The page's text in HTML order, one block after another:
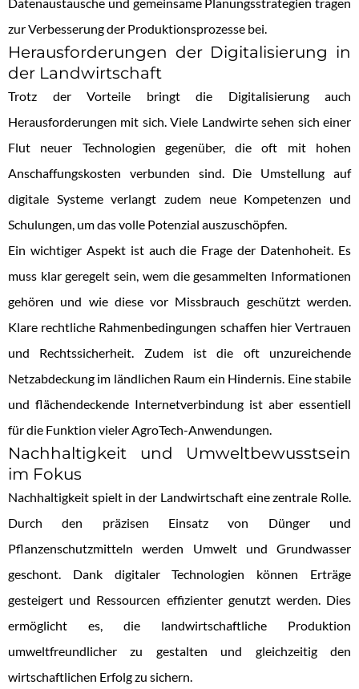
zur Verbesserung der Produktionsprozesse bei.
Herausforderungen der Digitalisierung in
der Landwirtschaft
Trotz der Vorteile bringt die Digitalisierung auch
Herausforderungen mit sich. Viele Landwirte sehen sich einer
Flut neuer Technologien gegenüber, die oft mit hohen
Anschaffungskosten verbunden sind. Die Umstellung auf
digitale Systeme verlangt zudem neue Kompetenzen und
Schulungen, um das volle Potenzial auszuschöpfen.
Ein wichtiger Aspekt ist auch die Frage der Datenhoheit. Es
muss klar geregelt sein, wem die gesammelten Informationen
gehören und wie diese vor Missbrauch geschützt werden.
Klare rechtliche Rahmenbedingungen schaffen hier Vertrauen
und Rechtssicherheit. Zudem ist die oft unzureichende
Netzabdeckung im ländlichen Raum ein Hindernis. Eine stabile
und flächendeckende Internetverbindung ist aber essentiell
für die Funktion vieler AgroTech-Anwendungen.
Nachhaltigkeit und Umweltbewusstsein
im Fokus
Nachhaltigkeit spielt in der Landwirtschaft eine zentrale Rolle.
Durch den präzisen Einsatz von Dünger und
Pflanzenschutzmitteln werden Umwelt und Grundwasser
geschont. Dank digitaler Technologien können Erträge
gesteigert und Ressourcen effizienter genutzt werden. Dies
ermöglicht es, die landwirtschaftliche Produktion
umweltfreundlicher zu gestalten und gleichzeitig den
wirtschaftlichen Erfolg zu sichern.